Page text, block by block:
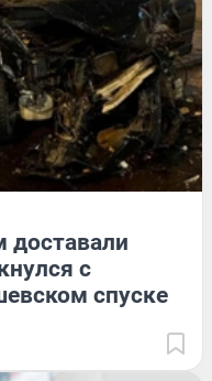
доставали
с
спуске